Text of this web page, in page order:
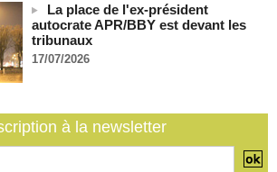
Maïga affirme qu’il n’y a « aucune
» entre les 2 pays
tuée par Israël : Amnesty France
pour crime de guerre
Ouattara accorde la grâce à 4.661
La place de l'ex-président
autocrate APR/BBY est devant les
tribunaux
17/07/2026
à la newsletter